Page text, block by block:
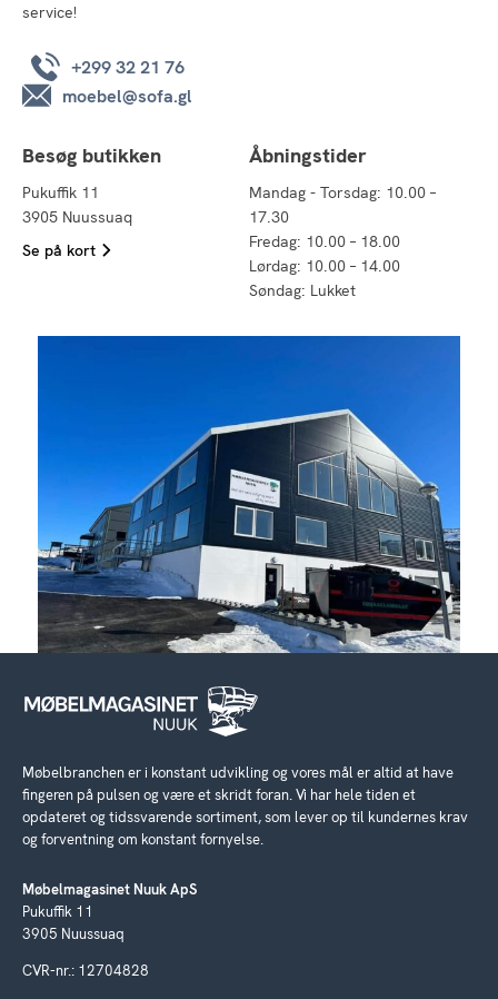
service!
+299 32 21 76
moebel@sofa.gl
Besøg butikken
Pukuffik 11
3905 Nuussuaq
Se på kort
Åbningstider
Mandag - Torsdag: 10.00 –
17.30
Fredag: 10.00 – 18.00
Lørdag: 10.00 – 14.00
Søndag: Lukket
Møbelbranchen er i konstant udvikling og vores mål er altid at have
fingeren på pulsen og være et skridt foran. Vi har hele tiden et
opdateret og tidssvarende sortiment, som lever op til kundernes krav
og forventning om konstant fornyelse.
Møbelmagasinet Nuuk ApS
Pukuffik 11
3905 Nuussuaq
CVR-nr.: 12704828